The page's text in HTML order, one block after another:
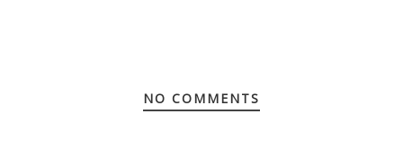
NO COMMENTS